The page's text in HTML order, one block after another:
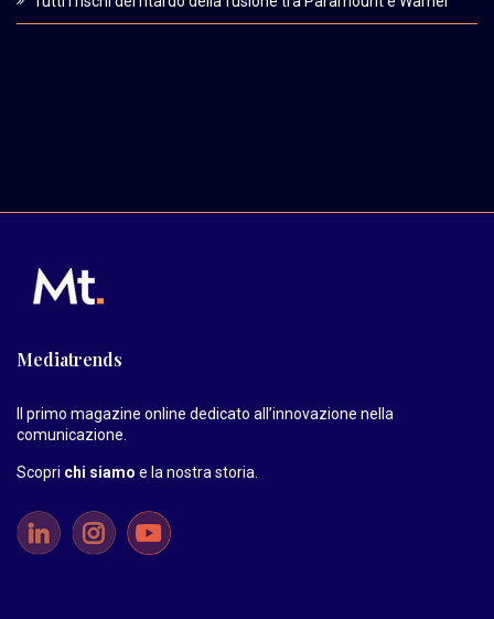
Mediatrends
Il primo magazine online dedicato all’innovazione nella
comunicazione.
Scopri chi siamo e la nostra storia